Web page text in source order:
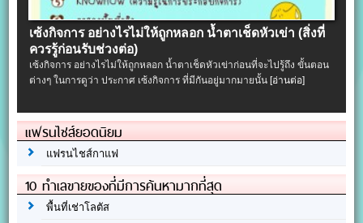
เซ้งกิจการ อย่างไรไม่ให้ถูกหลอก น้ำตาเช็ดหัวเข่า (สิ่งที่
ควรรู้ก่อนรับช่วงต่อ)
เซ้งกิจการ อย่างไรไม่ให้ถูกหลอก น้ำตาเช็ดหัวเข่าก่อนที่จะไปรู้ถึง ขั้นตอน
ต่างๆ ในการดูว่า ประกาศ เซ้งกิจการ ที่มีกันอยู่มากมายนั้น[อ่านต่อ]
แฟรนไชส์ยอดนิยม
แฟรนไชส์กาแฟ
10 ทำเลขายของที่มีการค้นหามากที่สุด
พื้นที่เช่าโลตัส